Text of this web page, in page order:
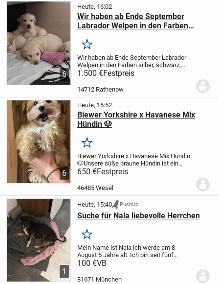
6
Heute, 16:02
Wir haben ab Ende September
Labrador Welpen in den Farben
abzugeben.
Merken
Wir haben ab Ende September Labrador
Welpen in den Farben silber, schwarz,
braun und hellbeige abzugeben.
Welpen wachsen bei uns in der Familie
auf und sind bei ihrer Abgabe mehrfach
1.500 €Festpreis
14712 Rathenow
6
Heute, 15:52
Biewer Yorkshire x Havanese Mix
Hündin 🐶
Merken
Biewer Yorkshire x Havanese Mix Hündin
🐶Unsere süße braune Hündin ist ein
Biewer Yorkshire x Havanese Mix.
ein weiches, seidiges Fell und
freundliche Knopfaugen.
650 €Festpreis
46485 Wesel
1
Heute, 15:40 PushUp
Suche für Nala liebevolle Herrchen
Merken
Mein Name ist Nala ich werde am 8
August 5 Jahre alt. Ich bin seit fünf
Jahren bei meinem Herrchen die hat aber
alleine. Ich bin kinderfreundlich bin mit...
100 €VB
81671 München